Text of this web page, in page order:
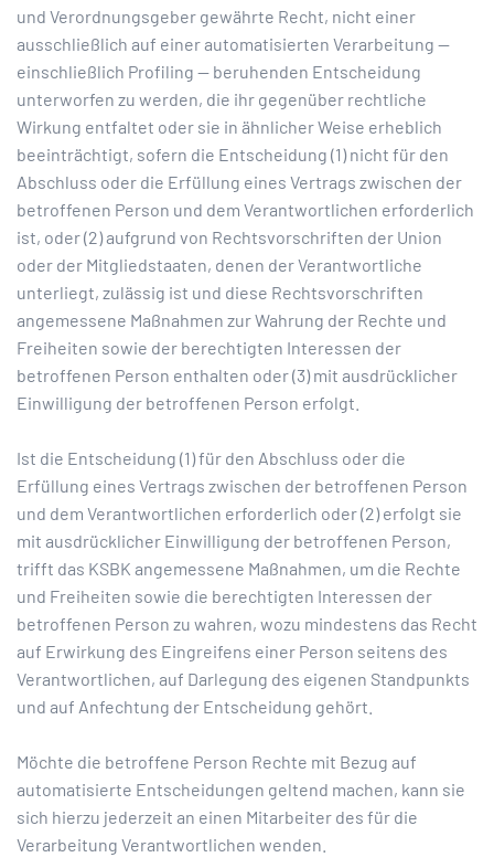
und Verordnungsgeber gewährte Recht, nicht einer
ausschließlich auf einer automatisierten Verarbeitung —
einschließlich Profiling — beruhenden Entscheidung
unterworfen zu werden, die ihr gegenüber rechtliche
Wirkung entfaltet oder sie in ähnlicher Weise erheblich
beeinträchtigt, sofern die Entscheidung (1) nicht für den
Abschluss oder die Erfüllung eines Vertrags zwischen der
betroffenen Person und dem Verantwortlichen erforderlich
ist, oder (2) aufgrund von Rechtsvorschriften der Union
oder der Mitgliedstaaten, denen der Verantwortliche
unterliegt, zulässig ist und diese Rechtsvorschriften
angemessene Maßnahmen zur Wahrung der Rechte und
Freiheiten sowie der berechtigten Interessen der
betroffenen Person enthalten oder (3) mit ausdrücklicher
Einwilligung der betroffenen Person erfolgt.
Ist die Entscheidung (1) für den Abschluss oder die
Erfüllung eines Vertrags zwischen der betroffenen Person
und dem Verantwortlichen erforderlich oder (2) erfolgt sie
mit ausdrücklicher Einwilligung der betroffenen Person,
trifft das KSBK angemessene Maßnahmen, um die Rechte
und Freiheiten sowie die berechtigten Interessen der
betroffenen Person zu wahren, wozu mindestens das Recht
auf Erwirkung des Eingreifens einer Person seitens des
Verantwortlichen, auf Darlegung des eigenen Standpunkts
und auf Anfechtung der Entscheidung gehört.
Möchte die betroffene Person Rechte mit Bezug auf
automatisierte Entscheidungen geltend machen, kann sie
sich hierzu jederzeit an einen Mitarbeiter des für die
Verarbeitung Verantwortlichen wenden.